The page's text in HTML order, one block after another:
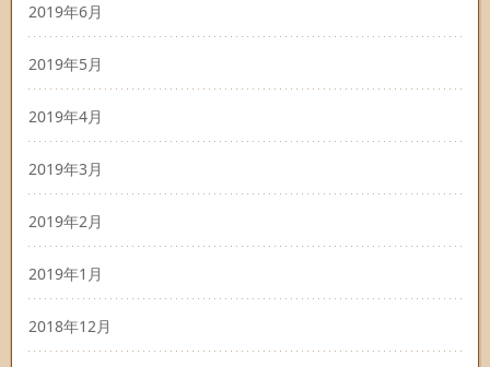
2019年6月
2019年5月
2019年4月
2019年3月
2019年2月
2019年1月
2018年12月